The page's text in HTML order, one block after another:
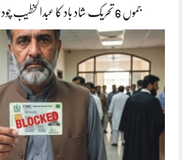
جموں 6 تحریک شاد باد کا عبدالخطیب چودھری کی حمایت کا اعلان